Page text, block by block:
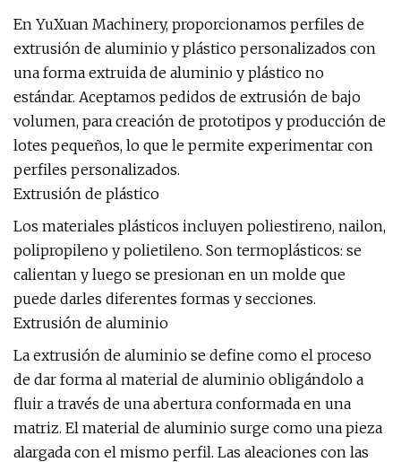
En YuXuan Machinery, proporcionamos perfiles de
extrusión de aluminio y plástico personalizados con
una forma extruida de aluminio y plástico no
estándar. Aceptamos pedidos de extrusión de bajo
volumen, para creación de prototipos y producción de
lotes pequeños, lo que le permite experimentar con
perfiles personalizados.
Extrusión de plástico
Los materiales plásticos incluyen poliestireno, nailon,
polipropileno y polietileno. Son termoplásticos: se
calientan y luego se presionan en un molde que
puede darles diferentes formas y secciones.
Extrusión de aluminio
La extrusión de aluminio se define como el proceso
de dar forma al material de aluminio obligándolo a
fluir a través de una abertura conformada en una
matriz. El material de aluminio surge como una pieza
alargada con el mismo perfil. Las aleaciones con las